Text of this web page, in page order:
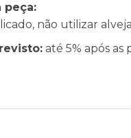
peça:
não utilizar
até 5% após